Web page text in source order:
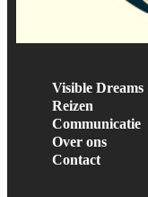
Visible Dreams
Reizen
Communicatie
Over ons
Contact